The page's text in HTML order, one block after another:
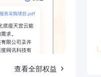
查看全部权益